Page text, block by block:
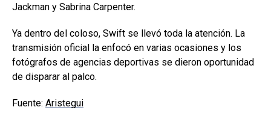
Jackman y Sabrina Carpenter.
Ya dentro del coloso, Swift se llevó toda la atención. La
transmisión oficial la enfocó en varias ocasiones y los
fotógrafos de agencias deportivas se dieron oportunidad
de disparar al palco.
Fuente: Aristegui